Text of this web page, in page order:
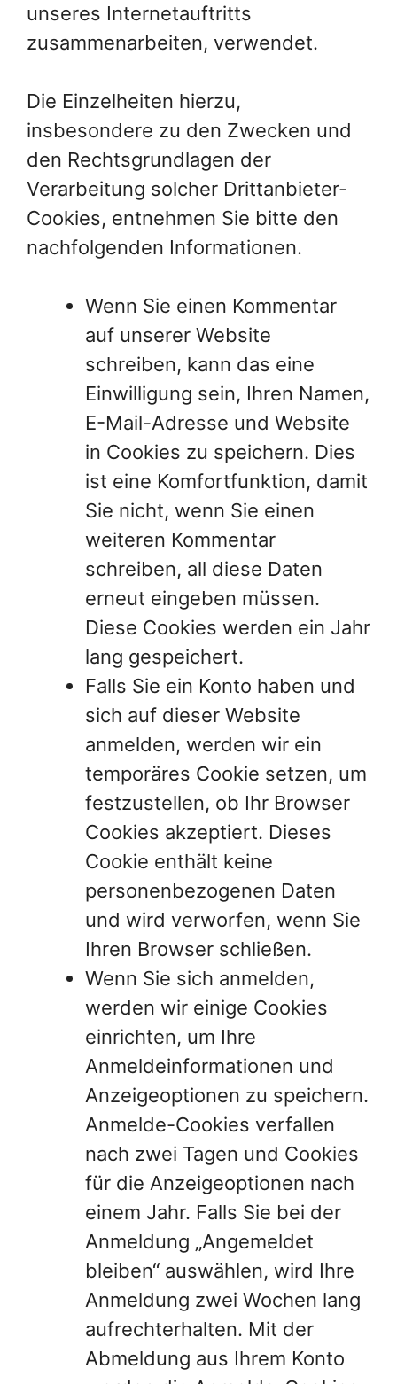
unseres Internetauftritts
zusammenarbeiten, verwendet.
Die Einzelheiten hierzu,
insbesondere zu den Zwecken und
den Rechtsgrundlagen der
Verarbeitung solcher Drittanbieter-
Cookies, entnehmen Sie bitte den
nachfolgenden Informationen.
Wenn Sie einen Kommentar
auf unserer Website
schreiben, kann das eine
Einwilligung sein, Ihren Namen,
E-Mail-Adresse und Website
in Cookies zu speichern. Dies
ist eine Komfortfunktion, damit
Sie nicht, wenn Sie einen
weiteren Kommentar
schreiben, all diese Daten
erneut eingeben müssen.
Diese Cookies werden ein Jahr
lang gespeichert.
Falls Sie ein Konto haben und
sich auf dieser Website
anmelden, werden wir ein
temporäres Cookie setzen, um
festzustellen, ob Ihr Browser
Cookies akzeptiert. Dieses
Cookie enthält keine
personenbezogenen Daten
und wird verworfen, wenn Sie
Ihren Browser schließen.
Wenn Sie sich anmelden,
werden wir einige Cookies
einrichten, um Ihre
Anmeldeinformationen und
Anzeigeoptionen zu speichern.
Anmelde-Cookies verfallen
nach zwei Tagen und Cookies
für die Anzeigeoptionen nach
einem Jahr. Falls Sie bei der
Anmeldung „Angemeldet
bleiben“ auswählen, wird Ihre
Anmeldung zwei Wochen lang
aufrechterhalten. Mit der
Abmeldung aus Ihrem Konto